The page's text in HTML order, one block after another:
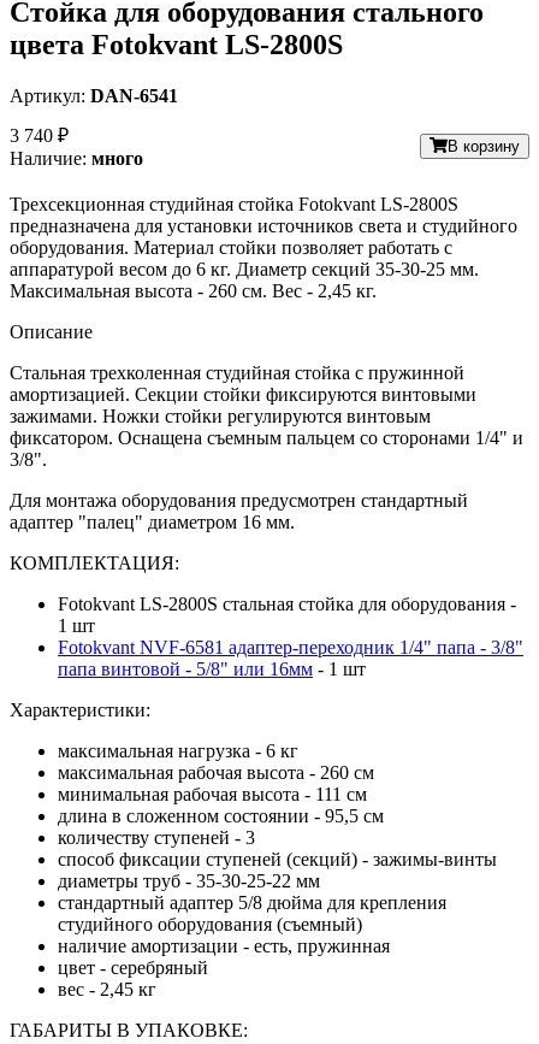
Стойка для оборудования стального
цвета Fotokvant LS-2800S
Артикул: DAN-6541
3 740 ₽
Наличие: много
В корзину
Трехсекционная студийная стойка Fotokvant LS-2800S
предназначена для установки источников света и студийного
оборудования. Материал стойки позволяет работать с
аппаратурой весом до 6 кг. Диаметр секций 35-30-25 мм.
Максимальная высота - 260 см. Вес - 2,45 кг.
Описание
Стальная трехколенная студийная стойка с пружинной
амортизацией. Секции стойки фиксируются винтовыми
зажимами. Ножки стойки регулируются винтовым
фиксатором. Оснащена съемным пальцем со сторонами 1/4" и
3/8".
Для монтажа оборудования предусмотрен стандартный
адаптер "палец" диаметром 16 мм.
КОМПЛЕКТАЦИЯ:
Fotokvant LS-2800S стальная стойка для оборудования -
1 шт
Fotokvant NVF-6581 адаптер-переходник 1/4" папа - 3/8"
папа винтовой - 5/8" или 16мм - 1 шт
Характеристики:
максимальная нагрузка - 6 кг
максимальная рабочая высота - 260 см
минимальная рабочая высота - 111 см
длина в сложенном состоянии - 95,5 см
количеству ступеней - 3
способ фиксации ступеней (секций) - зажимы-винты
диаметры труб - 35-30-25-22 мм
стандартный адаптер 5/8 дюйма для крепления
студийного оборудования (съемный)
наличие амортизации - есть, пружинная
цвет - серебряный
вес - 2,45 кг
ГАБАРИТЫ В УПАКОВКЕ: